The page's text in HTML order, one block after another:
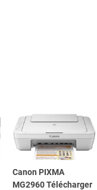
Canon PIXMA
MG2960 Télécharger